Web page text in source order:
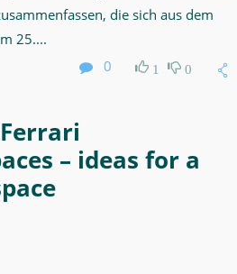
die sich aus dem
25....
0
1 0
– ideas for a